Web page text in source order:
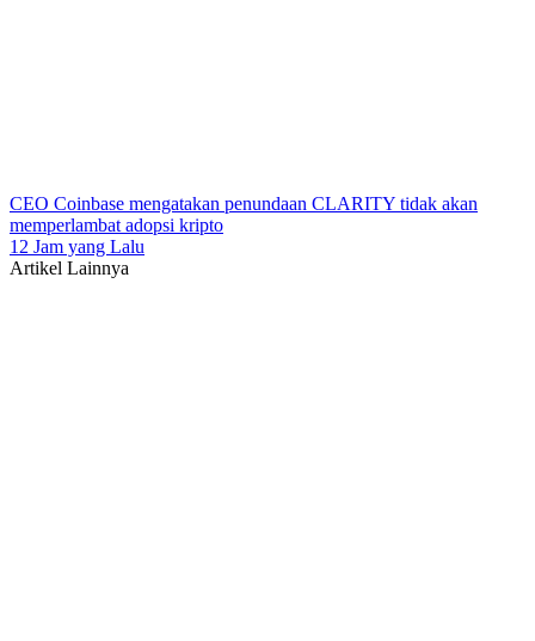
CEO Coinbase mengatakan penundaan CLARITY tidak akan
memperlambat adopsi kripto
12 Jam yang Lalu
Artikel Lainnya